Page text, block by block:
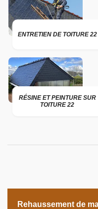
ENTRETIEN DE TOITURE 22
RÉSINE ET PEINTURE SUR
TOITURE 22
Rehaussement de